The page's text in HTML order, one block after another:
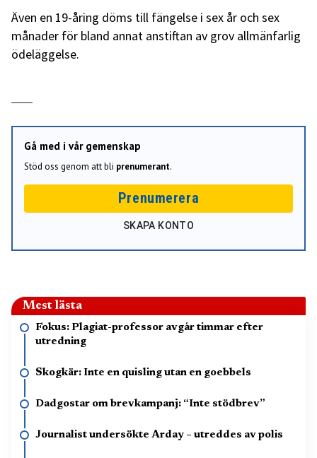
Även en 19-åring döms till fängelse i sex år och sex
månader för bland annat anstiftan av grov allmänfarlig
ödeläggelse.
Gå med i vår gemenskap
Stöd oss genom att bli prenumerant.
Prenumerera
SKAPA KONTO
Mest lästa
Fokus: Plagiat-professor avgår timmar efter
utredning
Skogkär: Inte en quisling utan en goebbels
Dadgostar om brevkampanj: “Inte stödbrev”
Journalist undersökte Arday – utreddes av polis